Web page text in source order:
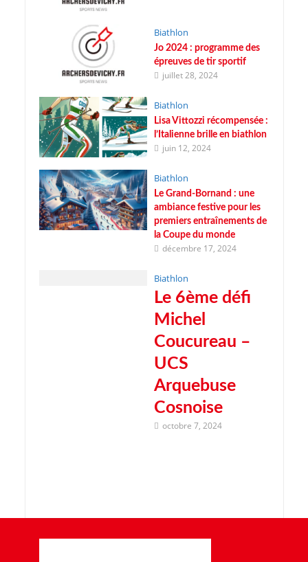
Biathlon
Jo 2024 : programme des
épreuves de tir sportif
juillet 28, 2024
Biathlon
Lisa Vittozzi récompensée :
l’Italienne brille en biathlon
juin 12, 2024
Biathlon
Le Grand-Bornand : une
ambiance festive pour les
premiers entraînements de
la Coupe du monde
décembre 17, 2024
Biathlon
Le 6ème défi
Michel
Coucureau –
UCS
Arquebuse
Cosnoise
octobre 7, 2024